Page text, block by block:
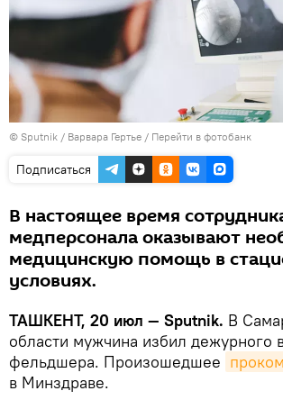
© Sputnik / Варвара Гертье / Перейти в фотобанк
Подписаться
В настоящее время
медперсонала оказывают
медицинскую помощь в
условиях.
ТАШКЕНТ, 20 июл — Sputnik. В
области мужчина избил дежурного
фельдшера. Произошедшее
в Минздраве.